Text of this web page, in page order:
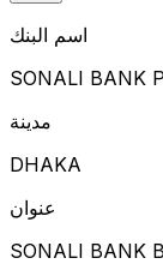
اسم البنك
SONALI BANK
مدينة
DHAKA
عنوان
SONALI BANK